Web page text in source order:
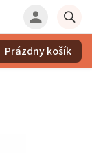
Prázdny košík